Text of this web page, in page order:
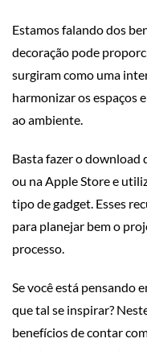
Estamos falando dos
decoração pode
surgiram como uma
harmonizar os espaços
ao ambiente.
Basta fazer o download
ou na Apple Store e
tipo de gadget. Esses
para planejar bem o
processo.
Se você está pensando
que tal se inspirar?
benefícios de contar